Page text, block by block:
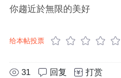
你趨近於無限的美好
给本帖投票
31 回复 打赏